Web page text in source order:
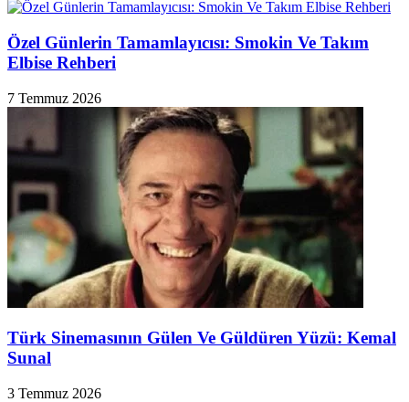
Özel Günlerin Tamamlayıcısı: Smokin Ve Takım
Elbise Rehberi
7 Temmuz 2026
Türk Sinemasının Gülen Ve Güldüren Yüzü: Kemal
Sunal
3 Temmuz 2026